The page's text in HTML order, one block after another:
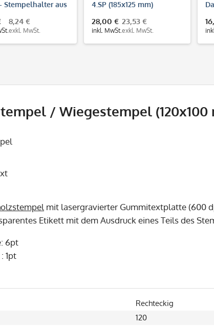
Stempelhalter aus
8,24 €
exkl. MwSt.
4.SP (185x125 mm)
28,00 €
inkl. MwSt.
23,53 €
exkl. MwSt.
/ Wiegestempel (120x100
mit lasergravierter Gummitextplatte (600
Etikett mit dem Ausdruck eines Teils des
6pt
1pt
Rechteckig
120